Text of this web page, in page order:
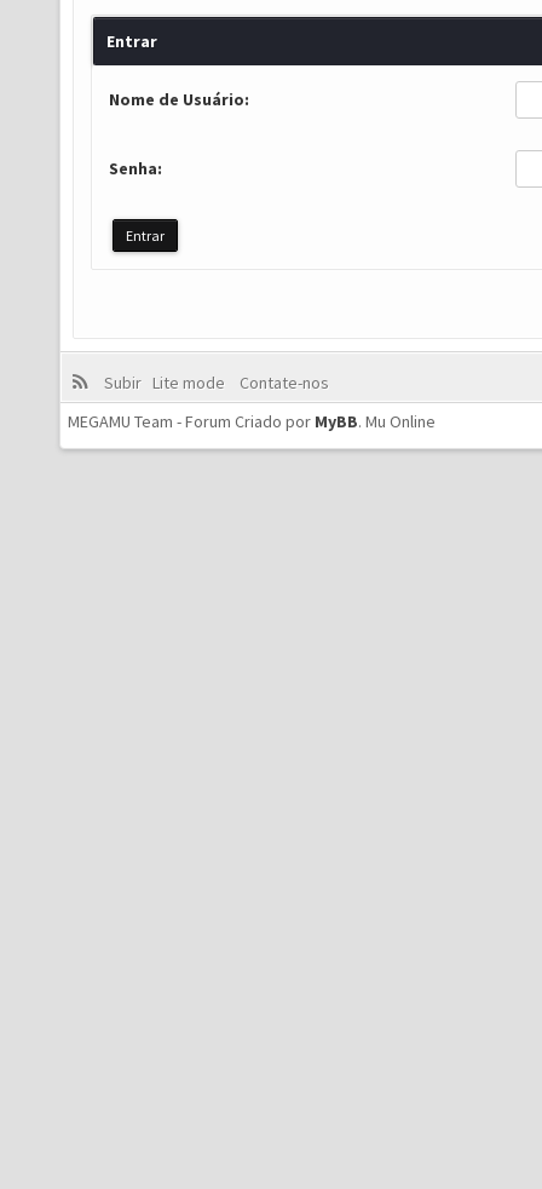
Entrar
Nome de Usuário:
Senha:
Subir Lite mode
Contate-nos
MEGAMU Team - Forum Criado por MyBB. Mu Online